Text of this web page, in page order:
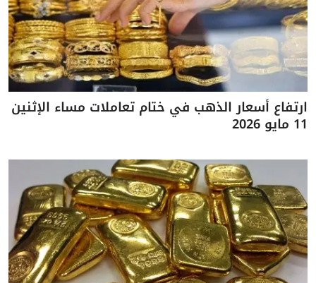
ارتفاع أسعار الذهب في ختام تعاملات مساء الإثنين
11 مايو 2026